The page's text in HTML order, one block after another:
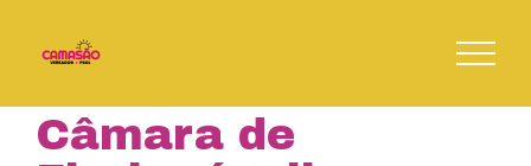
Câmara de